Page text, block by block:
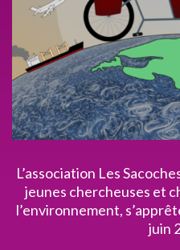
L’association Les
jeunes chercheuses et
l’environnement,
juin